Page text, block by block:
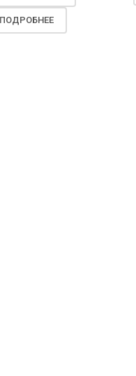
ПОДРОБНЕЕ